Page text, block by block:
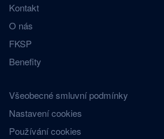
Kontakt
O nás
FKSP
Benefity
Všeobecné smluvní podmínky
Nastavení cookies
Používání cookies